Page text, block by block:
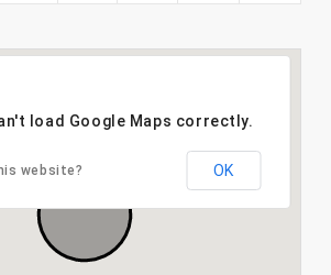
load Google Maps correctly.
website? OK